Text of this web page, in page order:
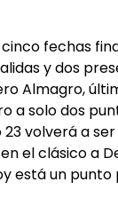
fechas
y dos
Almagro,
a solo dos
23 volverá a
el clásico a
está un